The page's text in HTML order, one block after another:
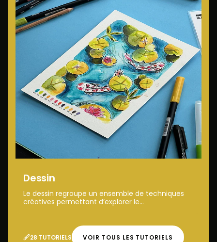
Dessin
Le dessin regroupe un ensemble de techniques
créatives permettant d’explorer le...
28 TUTORIELS VOIR TOUS LES TUTORIELS